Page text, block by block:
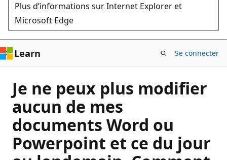
Plus d’informations sur Internet Explorer et
Microsoft Edge
Learn Se connecter
Je ne peux plus modifier
aucun de mes
documents Word ou
Powerpoint et ce du jour